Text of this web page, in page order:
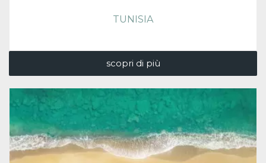
TUNISIA
scopri di più